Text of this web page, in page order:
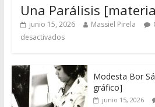
Una Parálisis
junio 15, 2026 Massiel Pirela
desactivados
Modesta Bor
gráfico]
junio 15, 2026